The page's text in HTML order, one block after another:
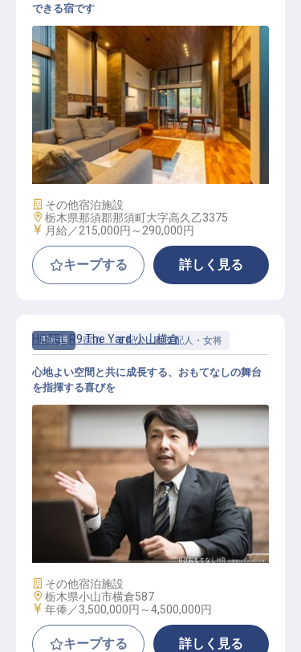
セールス・マーケ
できる宿です
施設業態
その他宿泊施設
勤務地
栃木県那須郡那須町大字高久乙3375
給与
月給／215,000円～ 290,000円
キープする 詳しく見る
正社員 宿泊 支配人・副支配人・女将
ホテル運営責任者
HOTEL R9 The Yard 小山横倉
心地よい空間と共に成長する、おもてなしの舞台
を指揮する喜びを
施設業態
その他宿泊施設
勤務地
栃木県小山市横倉587
給与
年俸／3,500,000円～4,500,000円
キープする 詳しく見る